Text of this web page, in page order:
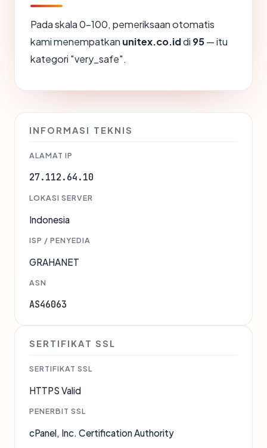
Pada skala 0-100, pemeriksaan otomatis
kami menempatkan unitex.co.iddi 95— itu
kategori "very_safe".
INFORMASI TEKNIS
ALAMAT IP
27.112.64.10
LOKASI SERVER
Indonesia
ISP / PENYEDIA
GRAHANET
ASN
AS46063
SERTIFIKAT SSL
SERTIFIKAT SSL
HTTPS Valid
PENERBIT SSL
cPanel, Inc. Certification Authority